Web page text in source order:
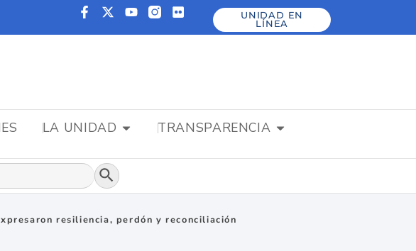
UNIDAD EN
LÍNEA
LA UNIDAD TRANSPARENCIA
Botón de búsqueda
resiliencia, perdón y reconciliación